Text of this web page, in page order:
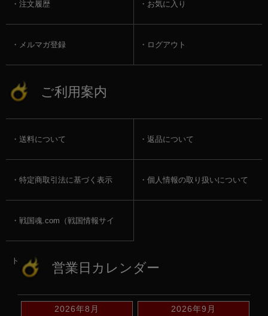
注文履歴 お気に入り
メルマガ登録 ログアウト
ご利用案内
送料について 返品について
特定商取引法に基づく表示 個人情報の取り扱いについて
戦国魂.com（戦国情報サイ
ト） 営業日カレンダー
2026年8月 2026年9月